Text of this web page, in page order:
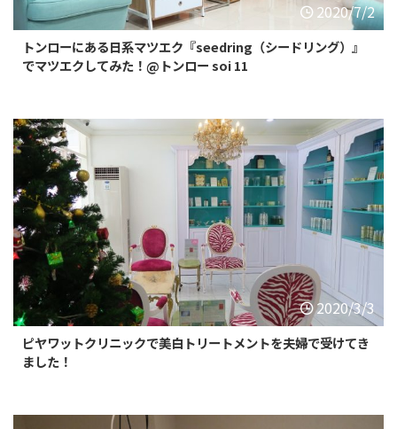
2020/7/2
トンローにある日系マツエク『seedring（シードリング）』
でマツエクしてみた！@トンロー soi 11
2020/3/3
ピヤワットクリニックで美白トリートメントを夫婦で受けてき
ました！